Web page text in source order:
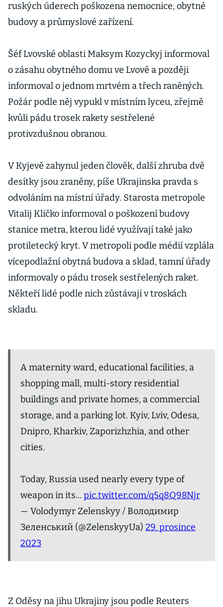
ruských úderech poškozena nemocnice, obytné
budovy a průmyslové zařízení.
Šéf Lvovské oblasti Maksym Kozyckyj informoval
o zásahu obytného domu ve Lvově a později
informoval o jednom mrtvém a třech raněných.
Požár podle něj vypukl v místním lyceu, zřejmě
kvůli pádu trosek rakety sestřelené
protivzdušnou obranou.
V Kyjevě zahynul jeden člověk, další zhruba dvě
desítky jsou zraněny, píše Ukrajinska pravda s
odvoláním na místní úřady. Starosta metropole
Vitalij Kličko informoval o poškození budovy
stanice metra, kterou lidé využívají také jako
protiletecký kryt. V metropoli podle médií vzplála
vícepodlažní obytná budova a sklad, tamní úřady
informovaly o pádu trosek sestřelených raket.
Někteří lidé podle nich zůstávají v troskách
skladu.
A maternity ward, educational facilities, a
shopping mall, multi-story residential
buildings and private homes, a commercial
storage, and a parking lot. Kyiv, Lviv, Odesa,
Dnipro, Kharkiv, Zaporizhzhia, and other
cities.
Today, Russia used nearly every type of
weapon in its…pic.twitter.com/q5q8Q98Njr
— Volodymyr Zelenskyy / Володимир
Зеленський (@ZelenskyyUa) 29. prosince
2023
Z Oděsy na jihu Ukrajiny jsou podle Reuters